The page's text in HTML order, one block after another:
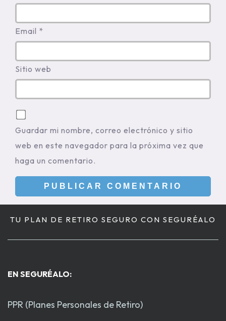
Email *
Sitio web
Guardar mi nombre, correo electrónico y sitio
web en este navegador para la próxima vez que
haga un comentario.
TU PLAN DE RETIRO SEGURO CON SEGURÉALO
EN SEGURÉALO:
PPR (Planes Personales de Retiro)